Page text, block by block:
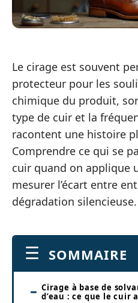
Le cirage est souvent
protecteur pour les
chimique du produit,
type de cuir et la
racontent une histoire
Comprendre ce qui se
cuir quand on applique
mesurer l’écart entre
dégradation silencieuse.
SOMMAIRE
Cirage à base de
d’eau : ce que le cuir